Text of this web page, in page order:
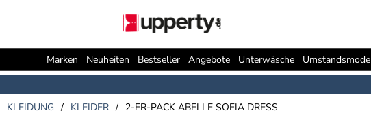
Marken Neuheiten Bestseller Angebote Unterwäsche Umstandsmode
KLEIDUNG / KLEIDER / 2-ER-PACK ABELLE SOFIA DRESS